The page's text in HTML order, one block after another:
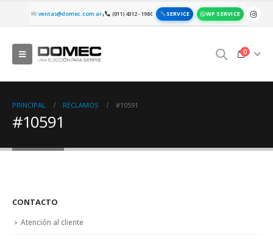
ventas@domec.com.ar| (011) 4312 - 1980 SERVICE WP SERVICE
0
PRINCIPAL RECLAMOS #10591
#10591
CONTACTO
Atención al cliente